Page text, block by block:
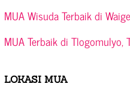
MUA Wisuda Terbaik di
MUA Terbaik di Tlogomulyo,
LOKASI MUA